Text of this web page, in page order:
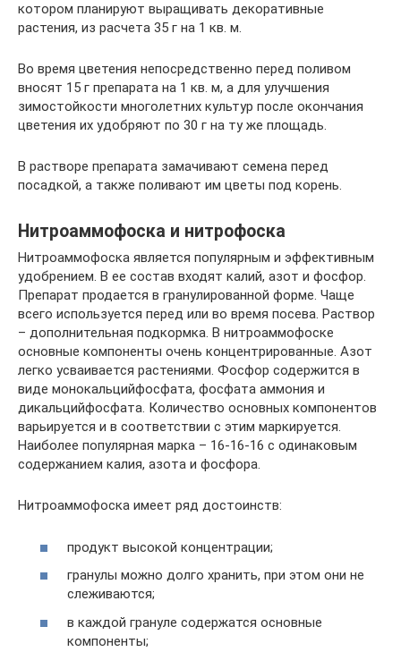
котором планируют выращивать декоративные
растения, из расчета 35 г на 1 кв. м.
Во время цветения непосредственно перед поливом
вносят 15 г препарата на 1 кв. м, а для улучшения
зимостойкости многолетних культур после окончания
цветения их удобряют по 30 г на ту же площадь.
В растворе препарата замачивают семена перед
посадкой, а также поливают им цветы под корень.
Нитроаммофоска и нитрофоска
Нитроаммофоска является популярным и эффективным
удобрением. В ее состав входят калий, азот и фосфор.
Препарат продается в гранулированной форме. Чаще
всего используется перед или во время посева. Раствор
– дополнительная подкормка. В нитроаммофоске
основные компоненты очень концентрированные. Азот
легко усваивается растениями. Фосфор содержится в
виде монокальцийфосфата, фосфата аммония и
дикальцийфосфата. Количество основных компонентов
варьируется и в соответствии с этим маркируется.
Наиболее популярная марка – 16-16-16 с одинаковым
содержанием калия, азота и фосфора.
Нитроаммофоска имеет ряд достоинств:
продукт высокой концентрации;
гранулы можно долго хранить, при этом они не
слеживаются;
в каждой грануле содержатся основные
компоненты;